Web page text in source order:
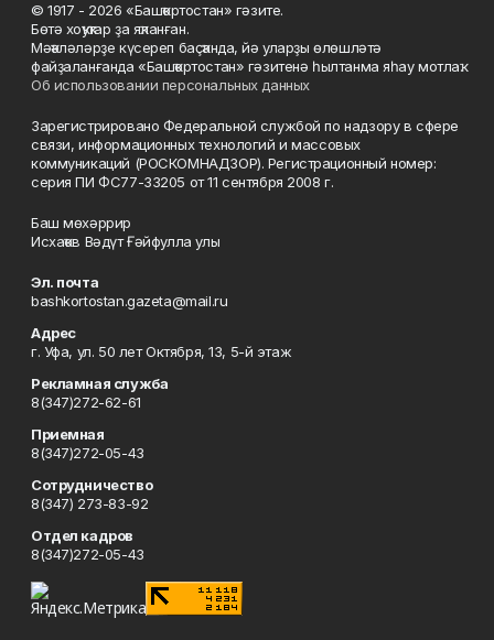
© 1917 - 2026 «Башҡортостан» гәзите.
Бөтә хоҡуҡтар ҙа яҡланған.
Мәҡәләләрҙе күсереп баҫҡанда, йә уларҙы өлөшләтә
файҙаланғанда «Башҡортостан» гәзитенә һылтанма яһау мотлаҡ.
Об использовании персональных данных
Зарегистрировано Федеральной службой по надзору в сфере
связи, информационных технологий и массовых
коммуникаций (РОСКОМНАДЗОР). Регистрационный номер:
серия ПИ ФС77-33205 от 11 сентября 2008 г.
Баш мөхәррир
Исхаҡов Вәдүт Ғәйфулла улы
Эл. почта
bashkortostan.gazeta@mail.ru
Адрес
г. Уфа, ул. 50 лет Октября, 13, 5-й этаж
Рекламная служба
8(347)272-62-61
Приемная
8(347)272-05-43
Сотрудничество
8(347) 273-83-92
Отдел кадров
8(347)272-05-43